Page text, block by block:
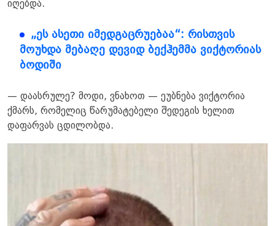
იღებდა.
„ეს ასეთი იმედგაცრუებაა“: რისთვის
მოუხდა მებაღე დევიდ ბექჰემმა ვიქტორიას
ბოდიში
— დაასრულე? მოდი, ვნახოთ — ეუბნება ვიქტორია
ქმარს, რომელიც წარუმატებელი შედეგის ხელით
დაფარვას ცდილობდა.